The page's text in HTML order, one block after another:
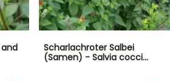
Scharlachroter Salbei
(Samen) - Salvia cocci…